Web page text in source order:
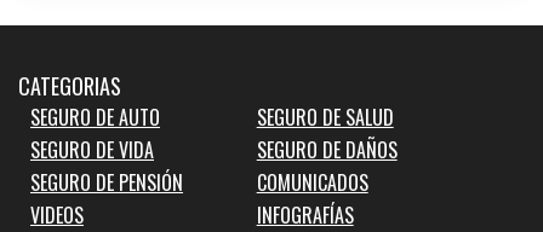
CATEGORIAS
SEGURO DE AUTO
SEGURO DE SALUD
SEGURO DE VIDA
SEGURO DE DAÑOS
SEGURO DE PENSIÓN
COMUNICADOS
VIDEOS
INFOGRAFÍAS